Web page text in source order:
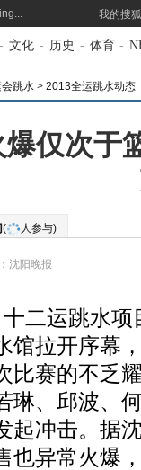
我的搜狐
- 文化 - 历史 - 体育 -
跳水 > 2013全运跳水动态
仅次于
( 人参与)
沈阳晚报
运跳水项
馆拉开序幕
比赛的不乏
琳、邱波、
起冲击。据
也异常火爆